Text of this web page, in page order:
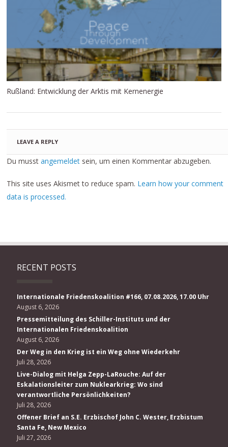
Rußland: Entwicklung der Arktis mit Kernenergie
LEAVE A REPLY
Du musstangemeldet sein, um einen Kommentar abzugeben.
This site uses Akismet to reduce spam. Learn how your comment
data is processed.
RECENT POSTS
Internationale Friedenskoalition #166, 07.08.2026, 17.00 Uhr
August 6, 2026
Pressemitteilung des Schiller-Instituts und der
Internationalen Friedenskoalition
August 6, 2026
Der Weg in den Krieg ist ein Weg ohne Wiederkehr
Juli 28, 2026
Live-Dialog mit Helga Zepp-LaRouche: Auf der
Eskalationsleiter zum Nuklearkrieg: Wo sind
verantwortliche Persönlichkeiten?
Juli 28, 2026
Offener Brief an S.E. Erzbischof John C. Wester, Erzbistum
Santa Fe, New Mexico
Juli 27, 2026